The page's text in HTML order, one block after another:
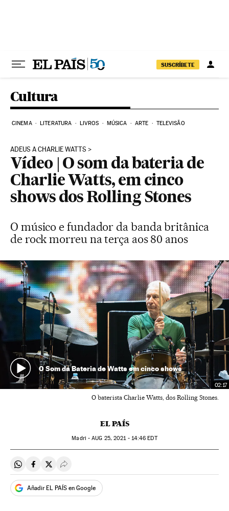
SUSCRÍBETE
Cultura
CINEMA LITERATURA LIVROS MÚSICA ARTE TELEVISÃO
ADEUS A CHARLIE WATTS
Vídeo | O som da bateria de
Charlie Watts, em cinco
shows dos Rolling Stones
O músico e fundador da banda britânica
de rock morreu na terça aos 80 anos
02:17
O Som da Bateria de Watts em cinco shows
O baterista Charlie Watts, dos Rolling Stones.
EL PAÍS
Madri -AUG 25, 2021 - 14:46 EDT
Compartir en Whatsapp
Compartir en Facebook
Compartir en Twitter
Desplegar Redes Sociales
Añadir EL PAÍS en Google